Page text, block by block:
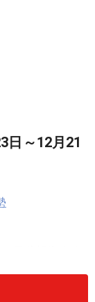
日～12月21